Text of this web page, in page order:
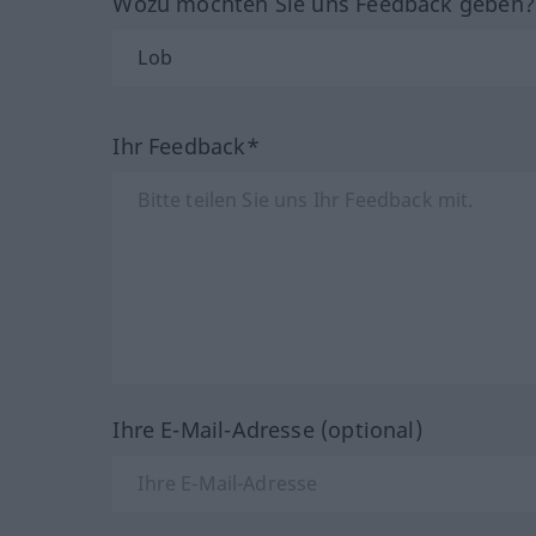
Ihr Feedback*
Ihre E-Mail-Adresse (optional)